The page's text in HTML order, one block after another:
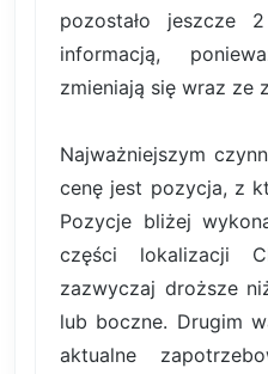
pozostało jeszcze
informacją,
zmieniają się wraz ze
Najważniejszym
cenę jest pozycja, z
Pozycje bliżej
części lokalizacji
zazwyczaj droższe
lub boczne. Drugim
aktualne